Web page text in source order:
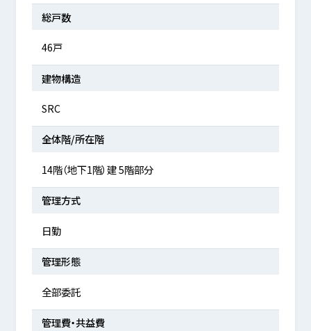
総戸数
46戸
建物構造
SRC
全体階/所在階
14階（地下1階）建 5階部分
管理方式
日勤
管理形態
全部委託
管理費・共益費